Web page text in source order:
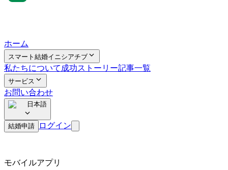
ホーム
スマート結婚イニシアチブ
私たちについて 成功ストーリー記事一覧
サービス
お問い合わせ
日本語
結婚申請 ログイン
モバイルアプリ